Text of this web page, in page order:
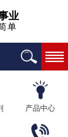
业
单
产品中心